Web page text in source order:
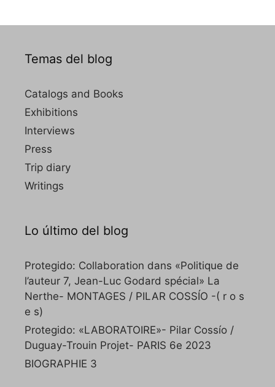
Temas del blog
Catalogs and Books
Exhibitions
Interviews
Press
Trip diary
Writings
Lo último del blog
Protegido: Collaboration dans «Politique de
l’auteur 7, Jean-Luc Godard spécial» La
Nerthe- MONTAGES / PILAR COSSÍO -( r o s
e s)
Protegido: «LABORATOIRE»- Pilar Cossío /
Duguay-Trouin Projet- PARIS 6e 2023
BIOGRAPHIE 3